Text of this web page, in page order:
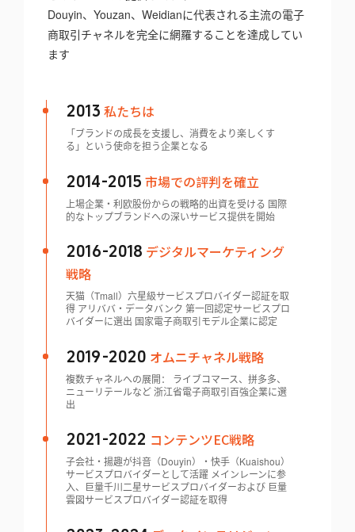
Douyin、Youzan、Weidianに代表される主流の電子
商取引チャネルを完全に網羅することを達成してい
ます
2013 私たちは
「ブランドの成長を支援し、消費をより楽しくす
る」という使命を担う企業となる
2014-2015 市場での評判を確立
上場企業・利欧股份からの戦略的出資を受ける 国際
的なトップブランドへの深いサービス提供を開始
2016-2018 デジタルマーケティング
戦略
天猫（Tmall）六星級サービスプロバイダー認証を取
得 アリババ・データバンク 第一回認定サービスプロ
バイダーに選出 国家電子商取引モデル企業に認定
2019-2020 オムニチャネル戦略
複数チャネルへの展開： ライブコマース、拼多多、
ニューリテールなど 浙江省電子商取引百強企業に選
出
2021-2022 コンテンツEC戦略
子会社・揚趣が抖音（Douyin）・快手（Kuaishou）
サービスプロバイダーとして活躍 メインレーンに参
入、巨量千川二星サービスプロバイダーおよび 巨量
雲図サービスプロバイダー認証を取得